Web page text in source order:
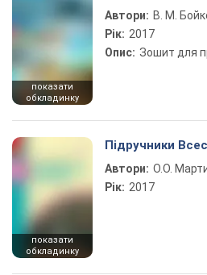
показати
обкладинку
Автори: В. М.
Рік: 2017
Опис: Зошит для
показати
обкладинку
Підручники
Автори: О.О.
Рік: 2017